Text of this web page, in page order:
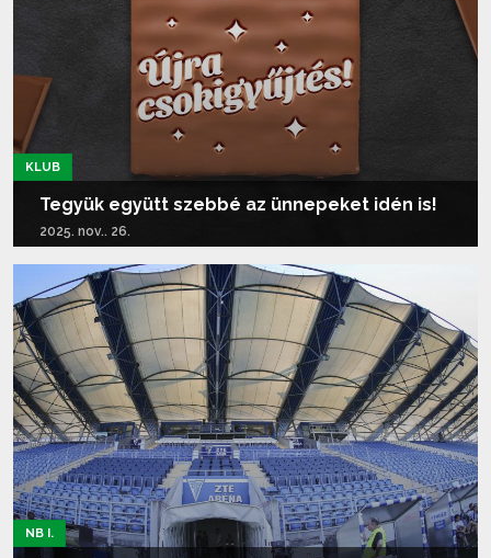
KLUB
Tegyük együtt szebbé az ünnepeket idén is!
2025. nov.. 26.
Tovább olvasom...
NB I.